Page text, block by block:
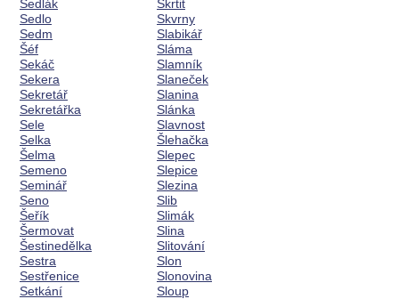
Sedlák
Sedlo
Sedm
Šéf
Sekáč
Sekera
Sekretář
Sekretářka
Sele
Selka
Šelma
Semeno
Seminář
Seno
Šeřík
Šermovat
Šestinedělka
Sestra
Sestřenice
Setkání
Škrtit
Skvrny
Slabikář
Sláma
Slamník
Slaneček
Slanina
Slánka
Slavnost
Šlehačka
Slepec
Slepice
Slezina
Slib
Slimák
Slina
Slitování
Slon
Slonovina
Sloup